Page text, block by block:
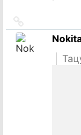
на
источник